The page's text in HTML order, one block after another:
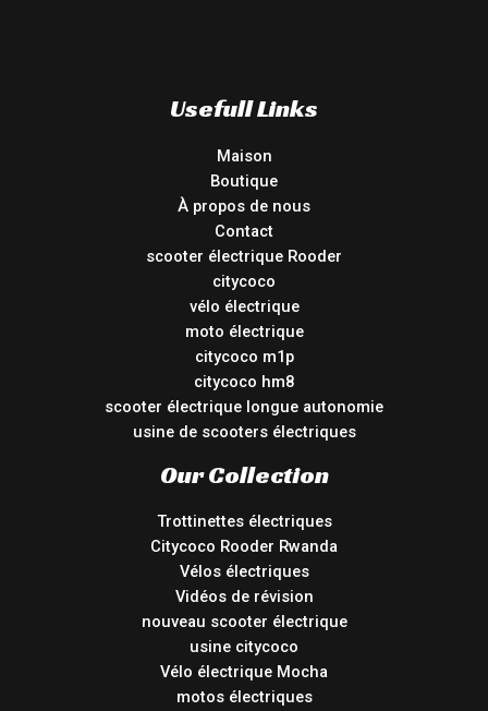
Usefull Links
Maison
Boutique
À propos de nous
Contact
scooter électrique Rooder
citycoco
vélo électrique
moto électrique
citycoco m1p
citycoco hm8
scooter électrique longue autonomie
usine de scooters électriques
Our Collection
Trottinettes électriques
Citycoco Rooder Rwanda
Vélos électriques
Vidéos de révision
nouveau scooter électrique
usine citycoco
Vélo électrique Mocha
motos électriques